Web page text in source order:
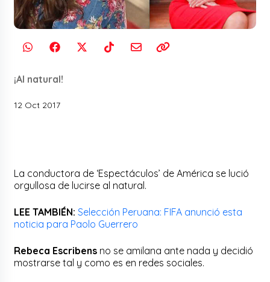
¡Al natural!
12 Oct 2017
La conductora de ‘Espectáculos’ de América se lució
orgullosa de lucirse al natural.
LEE TAMBIÉN: Selección Peruana: FIFA anunció esta
noticia para Paolo Guerrero
Rebeca Escribens no se amilana ante nada y decidió
mostrarse tal y como es en redes sociales.